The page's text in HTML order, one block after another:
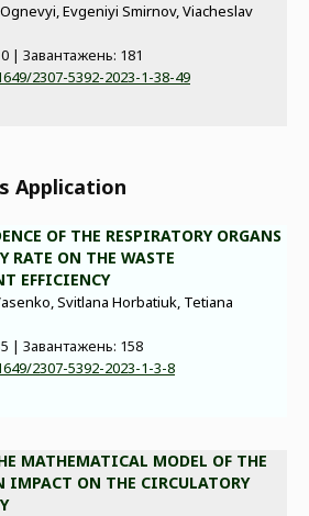
Evgeniyi Smirnov, Viacheslav
| Завантажень: 181
2307-5392-2023-1-38-49
Application
OF THE RESPIRATORY ORGANS
RATE ON THE WASTE
EFFICIENCY
Svitlana Horbatiuk, Tetiana
| Завантажень: 158
2307-5392-2023-1-3-8
MATHEMATICAL MODEL OF THE
IMPACT ON THE CIRCULATORY